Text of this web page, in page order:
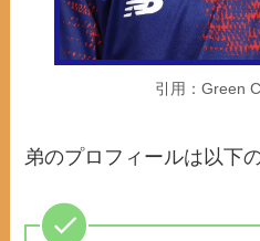
引用：Green
弟のプロフィールは以下